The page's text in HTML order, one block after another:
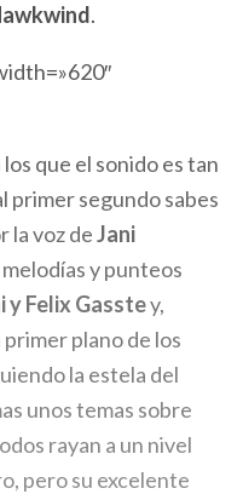
.
que el sonido es tan
primer segundo sabes
la voz deJani
melodías y punteos
y Felix Gasstey,
plano de los
la estela del
unos temas sobre
rayan a un nivel
pero su excelente